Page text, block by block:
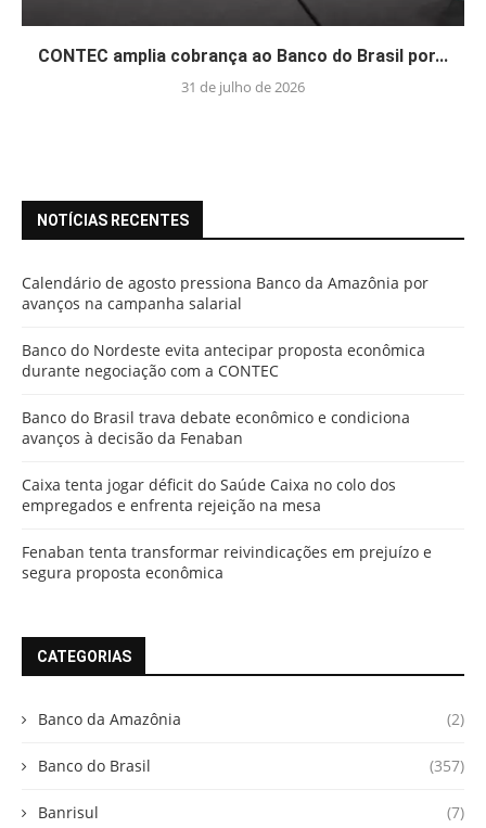
CONTEC amplia cobrança ao Banco do Brasil por...
31 de julho de 2026
NOTÍCIAS RECENTES
Calendário de agosto pressiona Banco da Amazônia por
avanços na campanha salarial
Banco do Nordeste evita antecipar proposta econômica
durante negociação com a CONTEC
Banco do Brasil trava debate econômico e condiciona
avanços à decisão da Fenaban
Caixa tenta jogar déficit do Saúde Caixa no colo dos
empregados e enfrenta rejeição na mesa
Fenaban tenta transformar reivindicações em prejuízo e
segura proposta econômica
CATEGORIAS
Banco da Amazônia (2)
Banco do Brasil (357)
Banrisul (7)